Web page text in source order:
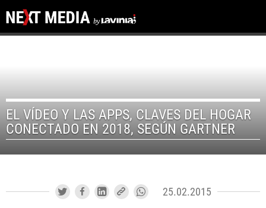
EL VÍDEO Y LAS APPS, CLAVES DEL HOGAR
CONECTADO EN 2018, SEGÚN GARTNER
25.02.2015